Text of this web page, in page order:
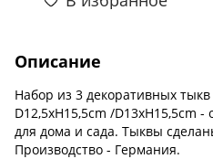
Описание
Набор из 3 декоративных
D12,5xH15,5cm /D13xH15,5cm
для дома и сада. Тыквы
Производство - Германия.